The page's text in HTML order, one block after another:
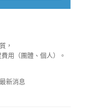
，
用（團體、個人）。
新消息